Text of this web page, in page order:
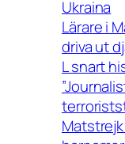
Ukraina
Lärare i
driva ut
L snart